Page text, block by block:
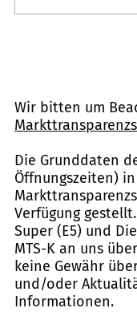
Wir bitten um
Die Grunddaten
Öffnungszeiten)
Verfügung
Super (E5) und
MTS-K an uns
keine Gewähr
und/oder
Informationen.